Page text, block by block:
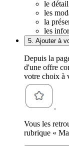
le
les
la
les
5. Ajouter à
Depuis la
d'une offre
votre choix à
.
Vous les
rubrique «